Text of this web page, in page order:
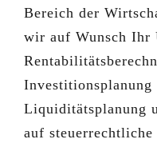
Bereich der
wir auf Wunsch Ihr
Investitionsplanung
Liquiditätsplanung
auf steuerrechtliche